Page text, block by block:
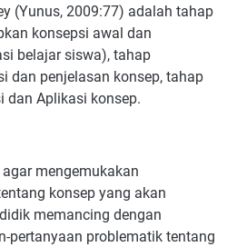
(Yunus, 2009:77) adalah tahap
konsepsi awal dan
belajar siswa), tahap
dan penjelasan konsep, tahap
dan Aplikasi konsep.
mengemukakan
konsep yang akan
memancing dengan
pertanyaan problematik tentang